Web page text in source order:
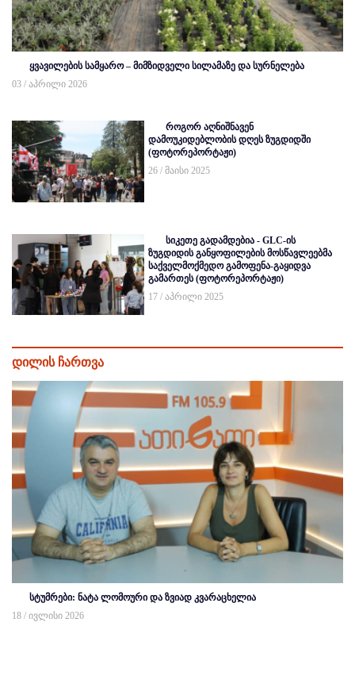
ყვავილების სამყარო – მიმზიდველი სილამაზე და სურნელება
03 / აპრილი 2026
როგორ აღნიშნავენ
დამოუკიდებლობის დღეს ზუგდიდში
(ფოტორეპორტაჟი)
26 / მაისი 2025
სიკეთე გადამდებია - GLC-ის
ზუგდიდის განყოფილების მოსწავლეებმა
საქველმოქმედო გამოფენა-გაყიდვა
გამართეს (ფოტორეპორტაჟი)
17 / აპრილი 2025
დილის ჩართვა
სტუმრები: ნატა ლომოური და ზვიად კვარაცხელია
18 / ივლისი 2026